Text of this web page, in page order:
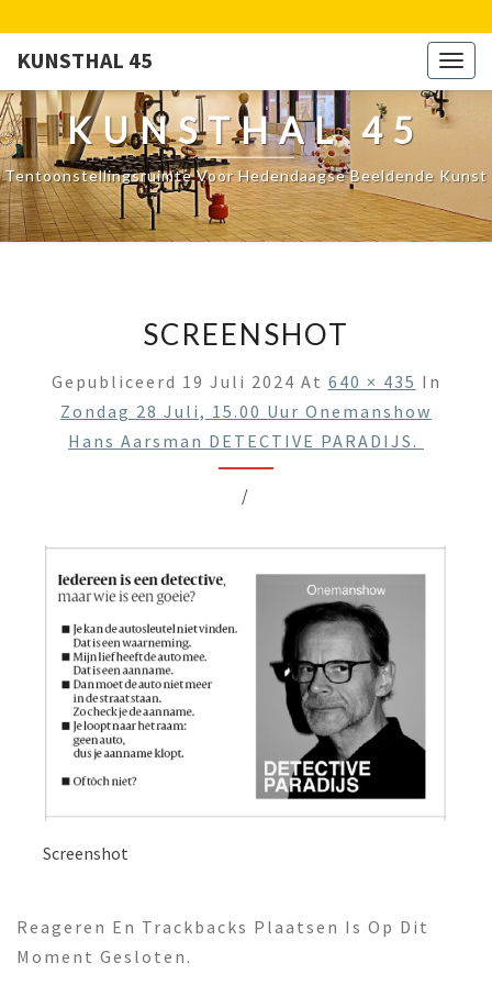
KUNSTHAL 45
KUNSTHAL 45
Tentoonstellingsruimte Voor Hedendaagse Beeldende Kunst
SCREENSHOT
Gepubliceerd 19 Juli 2024 At 640 × 435 In
Zondag 28 Juli, 15.00 Uur Onemanshow
Hans Aarsman DETECTIVE PARADIJS.
/
Screenshot
Reageren En Trackbacks Plaatsen Is Op Dit
Moment Gesloten.